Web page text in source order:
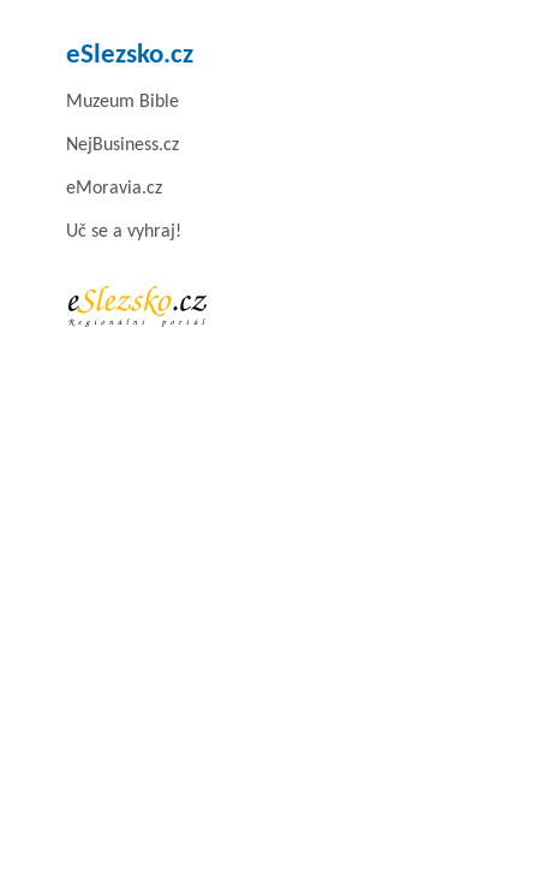
eSlezsko.cz
Muzeum Bible
NejBusiness.cz
eMoravia.cz
Uč se a vyhraj!